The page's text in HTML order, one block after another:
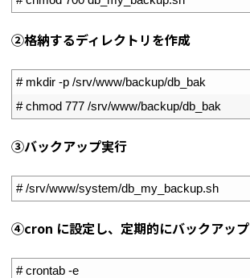
➁格納するディレクトリを作成
# mkdir -p /srv/www/backup/db_bak
# chmod 777 /srv/www/backup/db_bak
③バックアップ実行
# /srv/www/system/db_my_backup.sh
④cron に設定し、定期的にバックアップ
# crontab -e